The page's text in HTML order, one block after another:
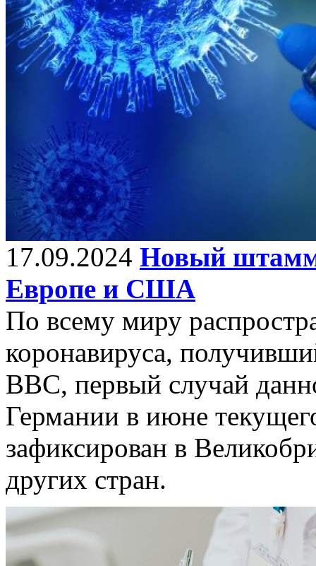
17.09.2024 Новый штамм
Европе и США
По всему миру
коронавируса,
BBC, первый случай
Германии в июне
зафиксирован в
других стран.